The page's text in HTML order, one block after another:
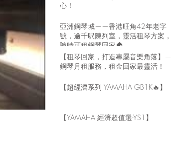
心！
亞洲鋼琴城——香港旺角42年老字
號，逾千呎陳列室，靈活租琴方案，
隨時可租鋼琴回家🏠
【租琴回家，打造專屬音樂角落】—
鋼琴月租服務，租金回家最靈活！
【超經濟系列 YAMAHA GB1K🔥】
【YAMAHA 經濟超值選-YS1】